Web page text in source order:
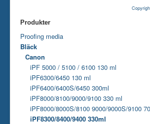
Produkter
Proofing media
Bläck
Canon
iPF 5000 / 5100 / 6100 130 ml
iPF6300/6450 130 ml
iPF6400/6400S/6450 300ml
iPF8000/8100/9000/9100 330 ml
iPF8000/8000S/8100 9000/9000S/9100
iPF8300/8400/9400 330ml